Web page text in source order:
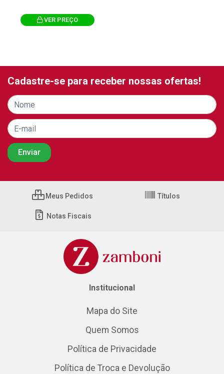
VER PREÇO
Cadastre-se para receber nossas ofertas!
Meus Pedidos Títulos
Notas Fiscais
Institucional
Mapa do Site
Quem Somos
Política de Privacidade
Política de Troca e Devolução